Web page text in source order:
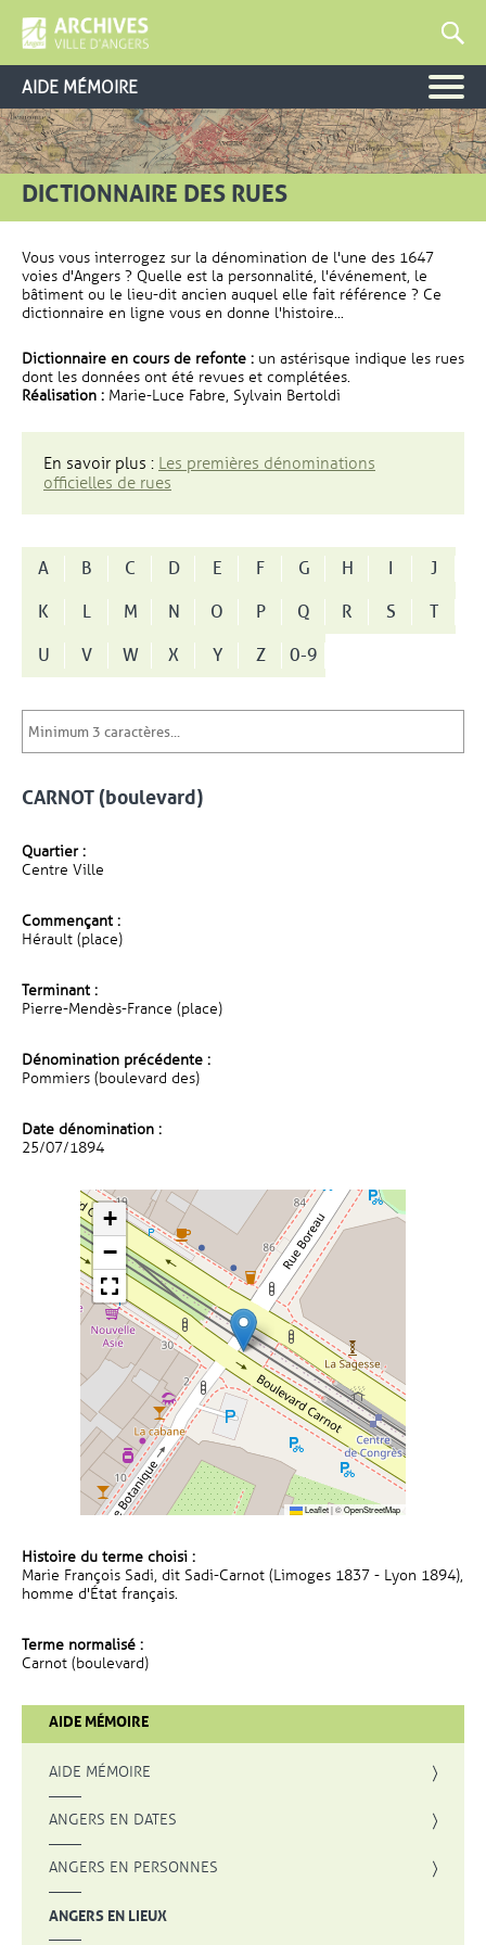
AIDE MÉMOIRE
DICTIONNAIRE DES RUES
Vous vous interrogez sur la dénomination de l'une des 1647
voies d'Angers ? Quelle est la personnalité, l'événement, le
bâtiment ou le lieu-dit ancien auquel elle fait référence ? Ce
dictionnaire en ligne vous en donne l'histoire...
Dictionnaire en cours de refonte : un astérisque indique les rues
dont les données ont été revues et complétées.
Réalisation : Marie-Luce Fabre, Sylvain Bertoldi
En savoir plus : Les premières dénominations
officielles de rues
A B C D E F G H I
J
K
L M N O P Q R S
T
U
V W X Y Z 0-9
CARNOT (boulevard)
Quartier :
Centre Ville
Commençant :
Hérault (place)
Terminant :
Pierre-Mendès-France (place)
Dénomination précédente :
Pommiers (boulevard des)
Date dénomination :
25/07/1894
+
−
Leaflet|©OpenStreetMap
Histoire du terme choisi :
Marie François Sadi, dit Sadi-Carnot (Limoges 1837 - Lyon 1894),
homme d'État français.
Terme normalisé :
Carnot (boulevard)
AIDE MÉMOIRE
AIDE MÉMOIRE
ANGERS EN DATES
ANGERS EN PERSONNES
ANGERS EN LIEUX